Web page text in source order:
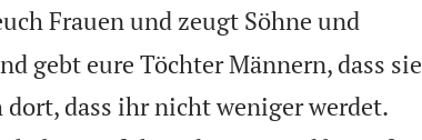
Frauen und zeugt Söhne und
gebt eure Töchter Männern, dass sie
dass ihr nicht weniger werdet.